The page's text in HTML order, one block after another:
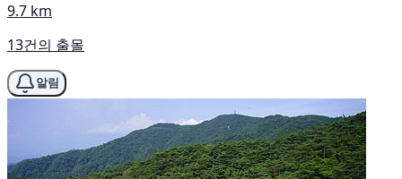
9.7 km
13건의 출몰
알림